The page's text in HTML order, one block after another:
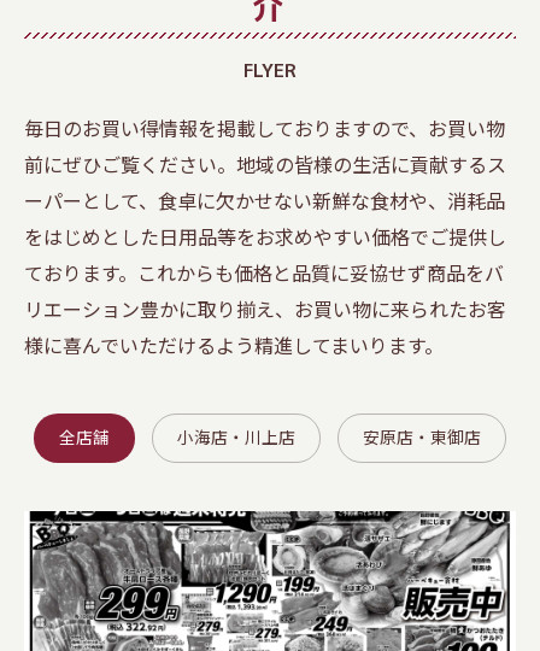
FLYER
毎日のお買い得情報を掲載しておりますので、お買い物
前にぜひご覧ください。地域の皆様の生活に貢献するス
ーパーとして、食卓に欠かせない新鮮な食材や、消耗品
をはじめとした日用品等をお求めやすい価格でご提供し
ております。これからも価格と品質に妥協せず商品をバ
リエーション豊かに取り揃え、お買い物に来られたお客
様に喜んでいただけるよう精進してまいります。
全店舗 小海店・川上店 安原店・東御店